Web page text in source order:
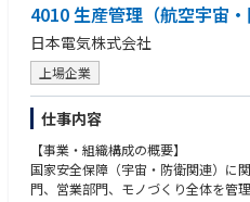
・セールス組織のマネジメント/リード
└プレイヤーとして実績を積んだ後
ャーへとステップアップし、組織を
する事業部長として、事業全体の成
す。
└TMS領域で培った顧客課題解決の
規事業の企画・立ち上げに参画いた
等と連携し、顧客価値の最大化と事
■営業スタイル
商談方法：対面2割 / オンライン8割
担当顧客：運送会社、物流子会社、
■ポジションの魅力
・事業承継を経てプロダクト・サー
であり、顧客支援の在り方そのもの
・「物流」という巨大な社会基盤を
【求める人物像】
・当社ミッションへの共感がある方
・事業を成長させる強いコミットメ
・課題解決へのソリューションが一
手を制約なく検討・提案できる方
・複雑な仕様やその要望についても
できる方
・お客様、社内メンバーからフィー
・スタートアップ特有の厳しい環境
4010 生産管理（航空宇宙
日本電気株式会社
上場企業
仕事内容
【事業・組織構成の概要】
国家安全保障（宇宙・防衛関連）に
門、営業部門、モノづくり全体を管